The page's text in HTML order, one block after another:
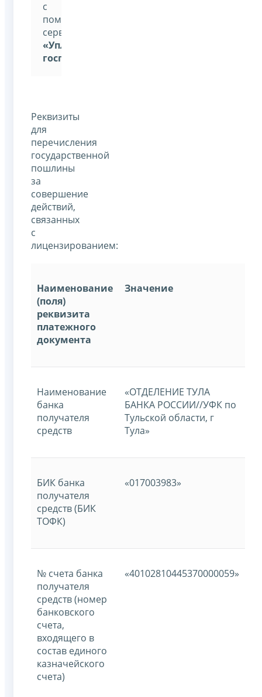
с
помощью
сервиса
«Уплата
госпошлины»
Реквизиты
для
перечисления
государственной
пошлины
за
совершение
действий,
связанных
с
лицензированием:
Наименование
(поля)
реквизита
платежного
документа
Значение
Наименование
банка
получателя
средств
«ОТДЕЛЕНИЕ ТУЛА
БАНКА РОССИИ//УФК по
Тульской области, г
Тула»
БИК банка
получателя
средств (БИК
ТОФК)
«017003983»
№ счета банка
получателя
средств (номер
банковского
счета,
входящего в
состав единого
казначейского
счета)
«40102810445370000059»